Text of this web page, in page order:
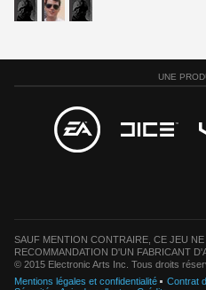
UNE
SAUF MENTION CONTRAIRE, CE JEU
RECOMMANDATION D'UN FABRICANT
© 2015 Electronic Arts Inc. Tous droits
Mentions légales et confidentialité
Contrat